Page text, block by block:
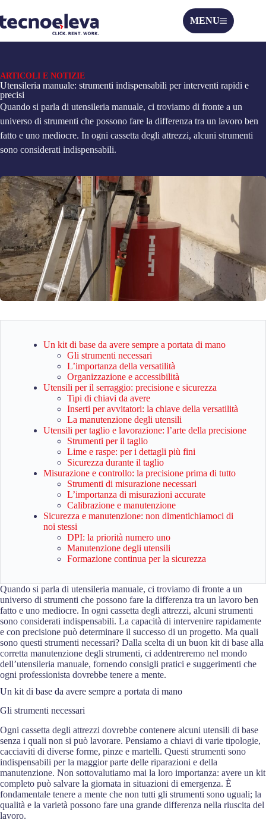
MENU
ARTICOLI E NOTIZIE
Utensileria manuale: strumenti indispensabili per interventi rapidi e
precisi
Quando si parla di utensileria manuale, ci troviamo di fronte a un
universo di strumenti che possono fare la differenza tra un lavoro ben
fatto e uno mediocre. In ogni cassetta degli attrezzi, alcuni strumenti
sono considerati indispensabili.
Un kit di base da avere sempre a portata di mano
Gli strumenti necessari
L’importanza della versatilità
Organizzazione e accessibilità
Utensili per il serraggio: precisione e sicurezza
Tipi di chiavi da avere
Inserti per avvitatori: la chiave della versatilità
La manutenzione degli utensili
Utensili per taglio e lavorazione: l’arte della precisione
Strumenti per il taglio
Lime e raspe: per i dettagli più fini
Sicurezza durante il taglio
Misurazione e controllo: la precisione prima di tutto
Strumenti di misurazione necessari
L’importanza di misurazioni accurate
Calibrazione e manutenzione
Sicurezza e manutenzione: non dimentichiamoci di
noi stessi
DPI: la priorità numero uno
Manutenzione degli utensili
Formazione continua per la sicurezza
Quando si parla di utensileria manuale, ci troviamo di fronte a un
universo di strumenti che possono fare la differenza tra un lavoro ben
fatto e uno mediocre. In ogni cassetta degli attrezzi, alcuni strumenti
sono considerati indispensabili. La capacità di intervenire rapidamente
e con precisione può determinare il successo di un progetto. Ma quali
sono questi strumenti necessari? Dalla scelta di un buon kit di base alla
corretta manutenzione degli strumenti, ci addentreremo nel mondo
dell’utensileria manuale, fornendo consigli pratici e suggerimenti che
ogni professionista dovrebbe tenere a mente.
Un kit di base da avere sempre a portata di mano
Gli strumenti necessari
Ogni cassetta degli attrezzi dovrebbe contenere alcuni utensili di base
senza i quali non si può lavorare. Pensiamo a chiavi di varie tipologie,
cacciaviti di diverse forme, pinze e martelli. Questi strumenti sono
indispensabili per la maggior parte delle riparazioni e della
manutenzione. Non sottovalutiamo mai la loro importanza: avere un kit
completo può salvare la giornata in situazioni di emergenza. È
fondamentale tenere a mente che non tutti gli strumenti sono uguali; la
qualità e la varietà possono fare una grande differenza nella riuscita del
lavoro.